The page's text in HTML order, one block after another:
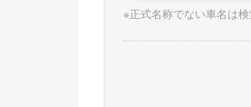
※正式名称でない車名は